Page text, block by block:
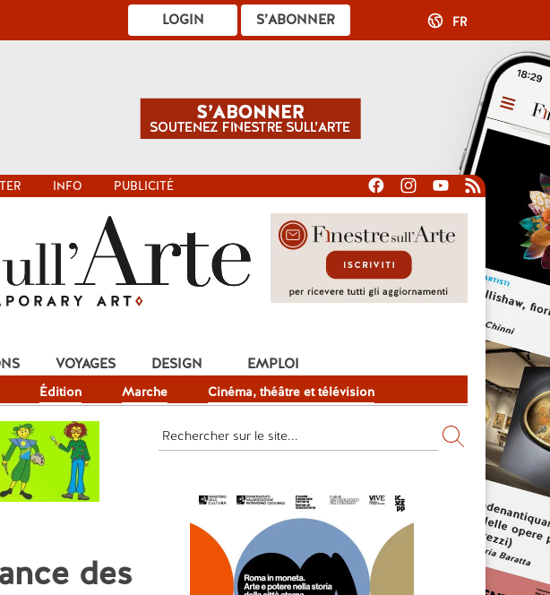
S’ABONNER
LOGIN FR
INFO PUBLICITÉ
Édition Marche Cinéma, théâtre et télévision
VOYAGES DESIGN EMPLOI
des